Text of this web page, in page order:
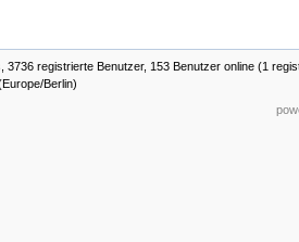
3736 registrierte Benutzer, 153 Benutzer online (1
Berlin)